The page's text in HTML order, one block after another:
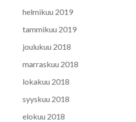
helmikuu 2019
tammikuu 2019
joulukuu 2018
marraskuu 2018
lokakuu 2018
syyskuu 2018
elokuu 2018